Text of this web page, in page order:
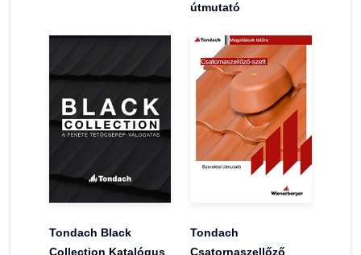
útmutató
Tondach Black
Collection Katalógus
Tondach
Csatornaszellőző